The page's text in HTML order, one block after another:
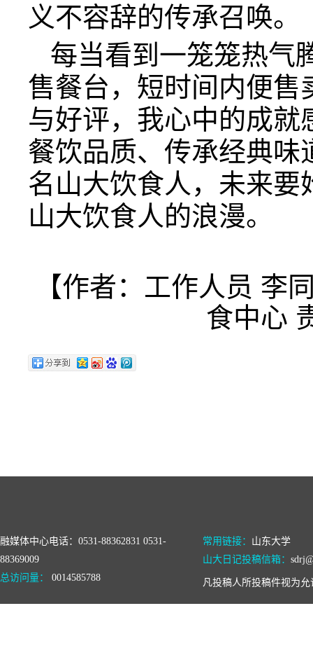
义不容辞的传承召唤。
每当看到一笼笼热气
售餐台，短时间内便售
与好评，我心中的成
餐饮品质、传承经典味
名山大饮食人，未来
山大饮食人的浪漫。
【作者：工作人员 李
食中心
融媒体中心电话：0531-88362831 0531-
88369009
常用链接： 山东大学
山大日记投稿信箱：
总访问量：
0014585788 凡投稿人所投稿件视为